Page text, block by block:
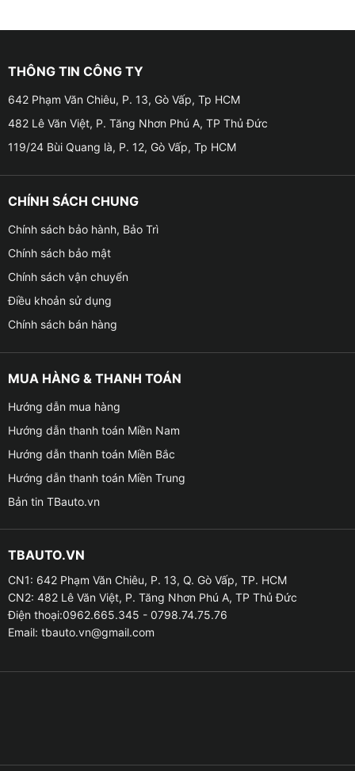
‐ Toyota: Hiace, Van,…
‐ KIA: Sorento, Pregio
‐ Isuzu: Tải Srr90N, Dmax S/LS, tải FTR 8 Ton
‐ Khởi động mô tơ các thiết bị điện
| Xem thêm:Chai xịt sơn mạ kẽm chống rỉ sét chuyên dụng Wurth
BÌNH ẮC QUY NƯỚC GS NS70 12V-65AH CÓ
ƯU ĐIỂM GÌ ?
THÔNG TIN CÔNG TY
642 Phạm Văn Chiêu, P. 13, Gò Vấp, Tp HCM
482 Lê Văn Việt, P. Tăng Nhơn Phú A, TP Thủ Đức
119/24 Bùi Quang là, P. 12, Gò Vấp, Tp HCM
CHÍNH SÁCH CHUNG
Chính sách bảo hành, Bảo Trì
Chính sách bảo mật
Chính sách vận chuyển
Điều khoản sử dụng
Chính sách bán hàng
MUA HÀNG & THANH TOÁN
Hướng dẫn mua hàng
Hướng dẫn thanh toán Miền Nam
Hướng dẫn thanh toán Miền Bắc
Hướng dẫn thanh toán Miền Trung
Bản tin TBauto.vn
TBAUTO.VN
CN1: 642 Phạm Văn Chiêu, P. 13, Q. Gò Vấp, TP. HCM
CN2: 482 Lê Văn Việt, P. Tăng Nhơn Phú A, TP Thủ Đức
Điện thoại:0962.665.345 - 0798.74.75.76
Email: tbauto.vn@gmail.com